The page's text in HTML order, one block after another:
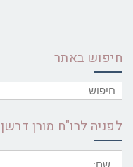
חיפוש באתר
לפניה לרו"ח מורן דרשן
שם: